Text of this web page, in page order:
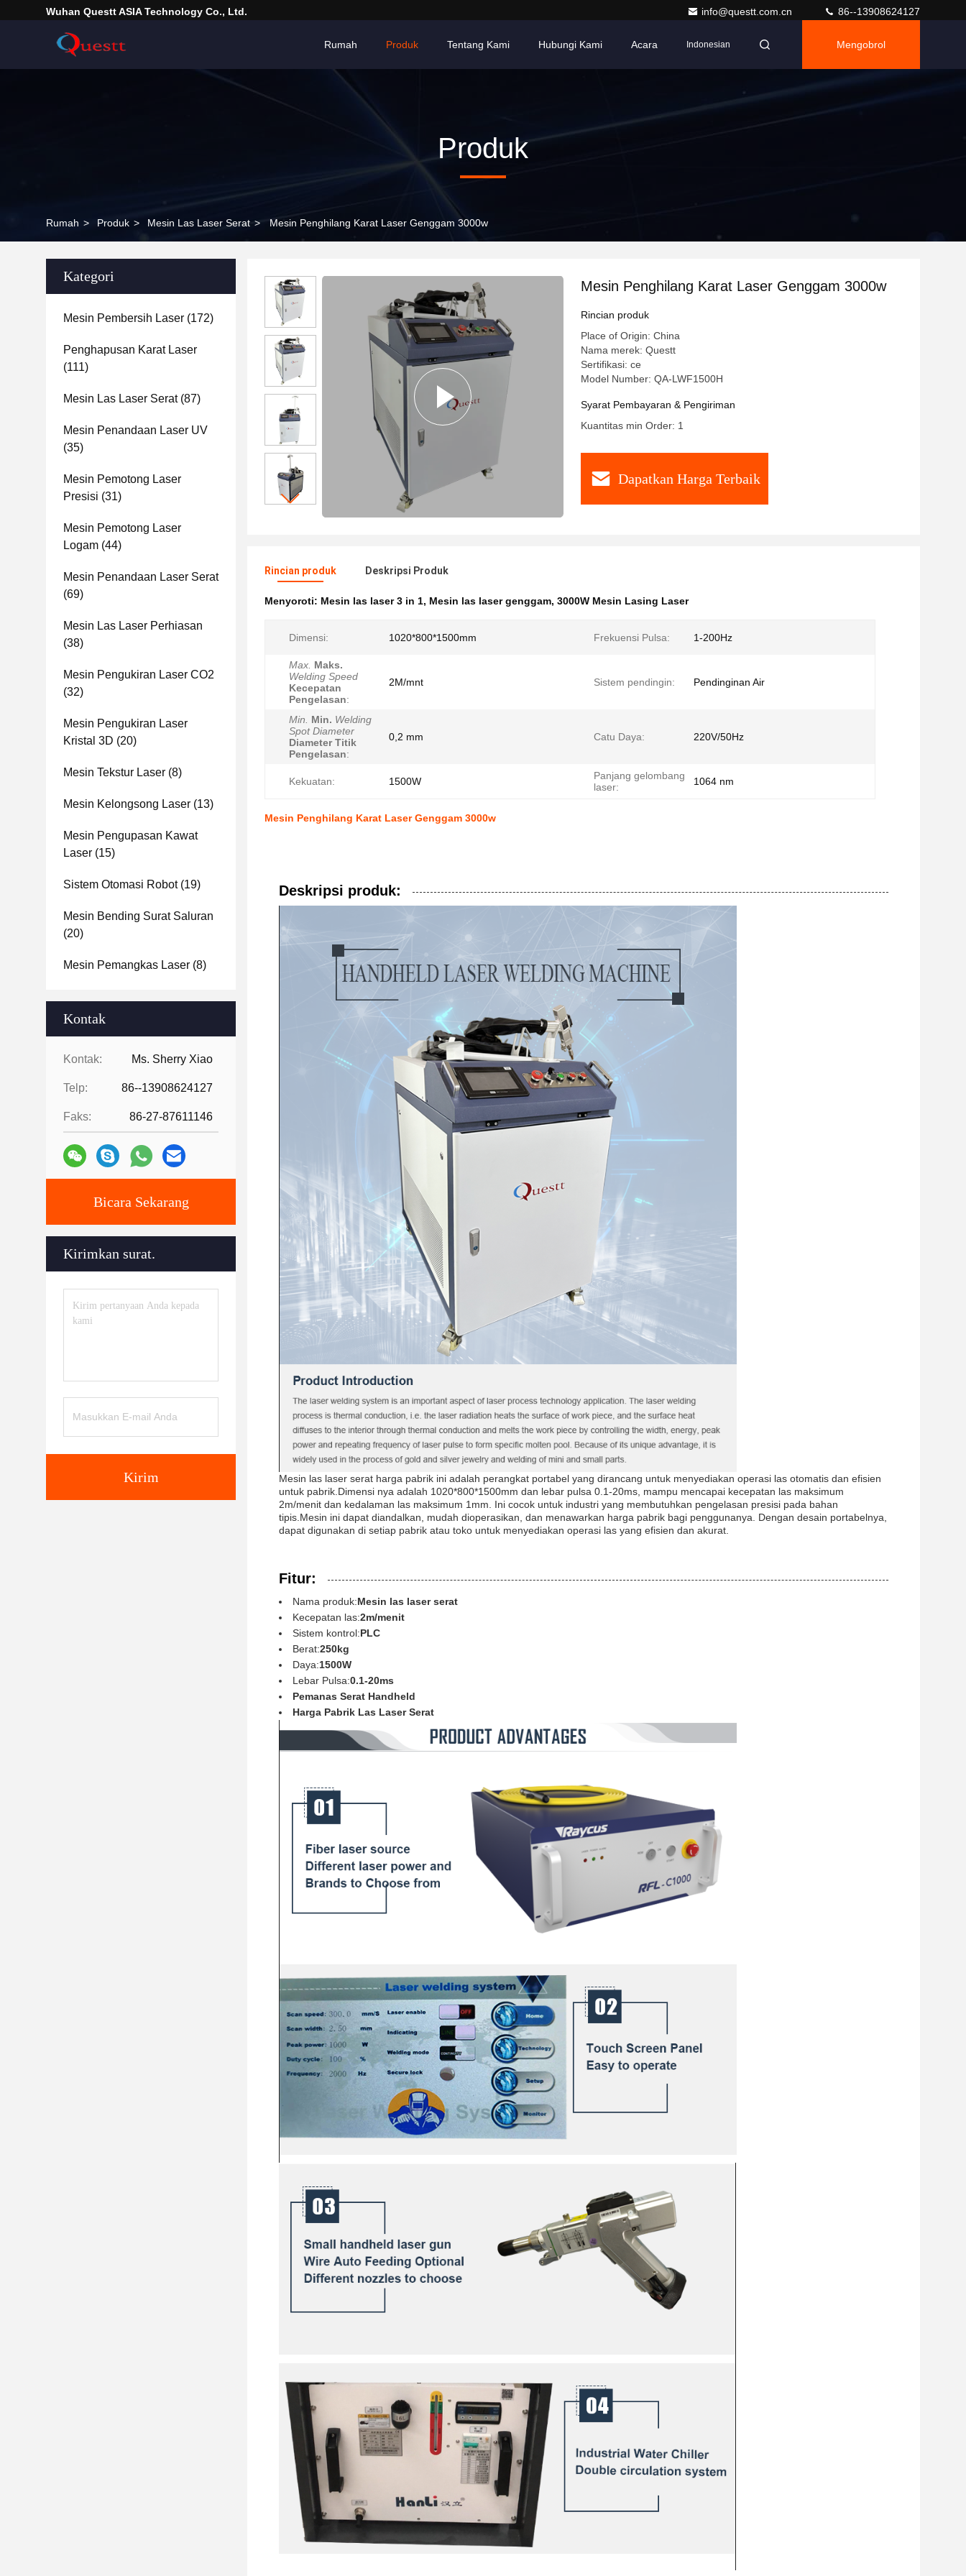
Wuhan Questt ASIA Technology Co., Ltd. info@questt.com.cn 86--13908624127
Rumah Produk Tentang Kami Hubungi Kami Acara Indonesian Mengobrol
Produk
Rumah > Produk > Mesin Las Laser Serat > Mesin Penghilang Karat Laser Genggam 3000w
Kategori
Mesin Pembersih Laser (172)
Penghapusan Karat Laser
(111)
Mesin Las Laser Serat(87)
Mesin Penandaan Laser UV
(35)
Mesin Pemotong Laser
Presisi (31)
Mesin Pemotong Laser
Logam (44)
Mesin Penandaan Laser Serat
(69)
Mesin Las Laser Perhiasan
(38)
Mesin Pengukiran Laser CO2
(32)
Mesin Pengukiran Laser
Kristal 3D (20)
Mesin Tekstur Laser (8)
Mesin Kelongsong Laser (13)
Mesin Pengupasan Kawat
Laser (15)
Sistem Otomasi Robot(19)
Mesin Bending Surat Saluran
(20)
Mesin Pemangkas Laser (8)
Kontak
Kontak: Ms. Sherry Xiao
Telp: 86--13908624127
Faks: 86-27-87611146
Bicara Sekarang
Kirimkan surat.
Kirim
Mesin Penghilang Karat Laser Genggam 3000w
Rincian produk
Place of Origin: China
Nama merek: Questt
Sertifikasi: ce
Model Number: QA-LWF1500H
Syarat Pembayaran & Pengiriman
Kuantitas min Order: 1
Dapatkan Harga Terbaik
Rincian produk Deskripsi Produk
Menyoroti: Mesin las laser 3 in 1, Mesin las laser genggam, 3000W Mesin Lasing Laser
Dimensi: 1020*800*1500mm Frekuensi Pulsa: 1-200Hz
Max. Maks.
Welding Speed
Kecepatan
Pengelasan:
2M/mnt Sistem pendingin: Pendinginan Air
Min. Min. Welding
Spot Diameter
Diameter Titik
Pengelasan:
0,2 mm Catu Daya: 220V/50Hz
Kekuatan: 1500W
Panjang gelombang
laser:
1064 nm
Mesin Penghilang Karat Laser Genggam 3000w
Deskripsi produk:
Mesin las laser serat harga pabrik ini adalah perangkat portabel yang dirancang untuk menyediakan operasi las otomatis dan efisien
untuk pabrik.Dimensi nya adalah 1020*800*1500mm dan lebar pulsa 0.1-20ms, mampu mencapai kecepatan las maksimum
2m/menit dan kedalaman las maksimum 1mm. Ini cocok untuk industri yang membutuhkan pengelasan presisi pada bahan
tipis.Mesin ini dapat diandalkan, mudah dioperasikan, dan menawarkan harga pabrik bagi penggunanya. Dengan desain portabelnya,
dapat digunakan di setiap pabrik atau toko untuk menyediakan operasi las yang efisien dan akurat.
Fitur:
Nama produk:Mesin las laser serat
Kecepatan las:2m/menit
Sistem kontrol:PLC
Berat:250kg
Daya:1500W
Lebar Pulsa:0.1-20ms
Pemanas Serat Handheld
Harga Pabrik Las Laser Serat